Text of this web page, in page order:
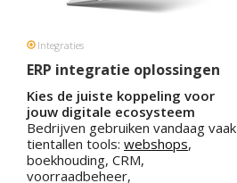
Integraties
ERP integratie oplossingen
Kies de juiste koppeling voor
jouw digitale ecosysteem
Bedrijven gebruiken vandaag vaak
tientallen tools: webshops,
boekhouding, CRM,
voorraadbeheer,